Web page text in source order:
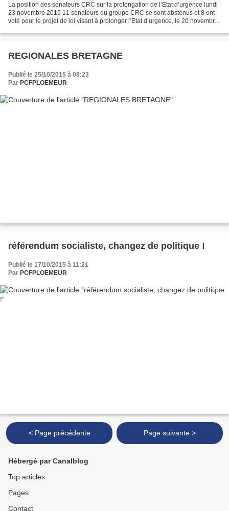
La position des sénateurs CRC sur la prolongation de l’Etat d’urgence lundi
23 novembre 2015 11 sénateurs du groupe CRC se sont abstenus et 8 ont
voté pour le projet de loi visant à prolonger l’Etat d’urgence, le 20 novembre.
REGIONALES BRETAGNE
Publié le 25/10/2015 à 08:23
Par PCFPLOEMEUR
référendum socialiste, changez de politique !
Publié le 17/10/2015 à 11:21
Par PCFPLOEMEUR
< Page précédente Page suivante >
Hébergé par Canalblog
Top articles
Pages
Contact